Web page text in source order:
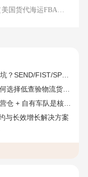
商，只有这家敢承诺“准达率第一”
择低查验物流货代？
自有车队是核心硬指标
与长效增长解决方案